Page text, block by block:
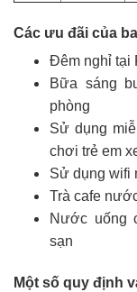
Các ưu đãi của
Đêm nghỉ tại
Bữa sáng
phòng
Sử dụng
chơi trẻ em
Sử dụng wifi
Trà cafe
Nước uống
sạn
Một số quy định